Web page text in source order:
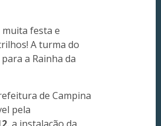
muita festa e
A turma do
a Rainha da
de Campina
pela